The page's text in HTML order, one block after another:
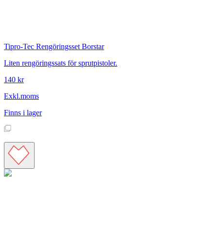
Tipro-Tec Rengöringsset Borstar
Liten rengöringssats för sprutpistoler.
140 kr
Exkl.moms
Finns i lager